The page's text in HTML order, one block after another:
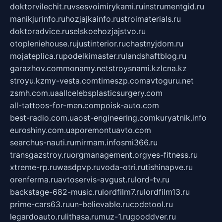
doktorvilechit.ruvsesvoimirykami.ruinstrumentgid.ru
manikjurinfo.ruhozjajkainfo.rustroimaterials.ru
doktoradvice.ruselskoehozjajstvo.ru
otopleniehouse.rujustinterior.ruchastnyjdom.ru
mojateplica.rupodelkimaster.rulandshaftblog.ru
garazhov.commonamy.netstroysnami.kzlcna.kz
stroyu.kzmy-vesta.comtimeszp.comavtoguru.net
zsmh.com.uaallcelebsplasticsurgery.com
all-tattoos-for-men.compoisk-auto.com
best-radio.com.uaost-engineering.comkuryatnik.info
euroshiny.com.uaporemontuavto.com
searchus-nauti.rumirmam.infosmi366.ru
transgazstroy.ruorgmanagement.orgyes-fitness.ru
xtreme-rp.ruwasdpvp.ruvoda-otri.rutishinapve.ru
orenferma.ruavtoservis-avgust.rulord-tv.ru
backstage-682-music.rulordfilm7.rulordfilm13.ru
prime-cars63.ruun-believable.rucodetool.ru
legardoauto.rulithasa.rumuz-1.rugooddver.ru